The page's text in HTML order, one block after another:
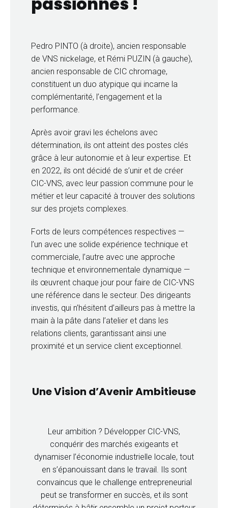
Pedro PINTO (à droite), ancien responsable
de VNS nickelage, et Rémi PUZIN (à gauche),
ancien responsable de CIC chromage,
constituent un duo atypique qui incarne la
complémentarité, l’engagement et la
performance.
Après avoir gravi les échelons avec
détermination, ils ont atteint des postes clés
grâce à leur autonomie et à leur expertise. Et
en 2022, ils ont décidé de s’unir et de créer
CIC-VNS, avec leur passion commune pour le
métier et leur capacité à trouver des solutions
sur des projets complexes.
Forts de leurs compétences respectives —
l’un avec une solide expérience technique et
commerciale, l’autre avec une approche
technique et environnementale dynamique —
ils œuvrent chaque jour pour faire de CIC-VNS
une référence dans le secteur. Des dirigeants
investis, qui n’hésitent d’ailleurs pas à mettre la
main à la pâte dans l’atelier et dans les
relations clients, garantissant ainsi une
proximité et un service client exceptionnel.
Une Vision d’Avenir Ambitieuse
Leur ambition ? Développer CIC-VNS,
conquérir des marchés exigeants et
dynamiser l’économie industrielle locale, tout
en s’épanouissant dans le travail. Ils sont
convaincus que le challenge entrepreneurial
peut se transformer en succès, et ils sont